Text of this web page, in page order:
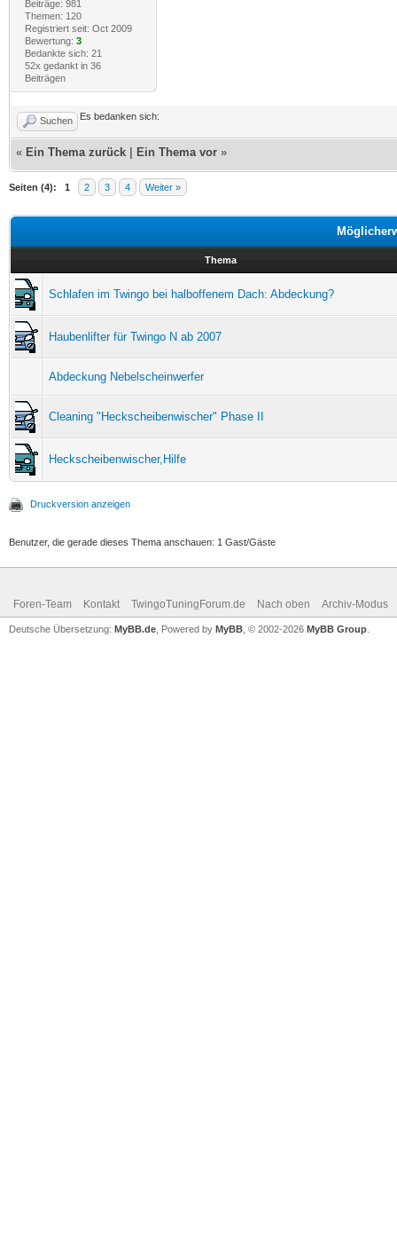
Beiträge: 981
Themen: 120
Registriert seit: Oct 2009
Bewertung: 3
Bedankte sich: 21
52x gedankt in 36
Beiträgen
Suchen Es bedanken sich:
« Ein Thema zurück Ein Thema vor »
Seiten (4): 1 2 3 4 Weiter »
Thema
Schlafen im Twingo bei halboffenem Dach: Abdeckung?
Haubenlifter für Twingo N ab 2007
Abdeckung Nebelscheinwerfer
Cleaning "Heckscheibenwischer" Phase II
Heckscheibenwischer,Hilfe
Druckversion anzeigen
Benutzer, die gerade dieses Thema anschauen: 1 Gast/Gäste
Foren-Team Kontakt TwingoTuningForum.de Nach oben Archiv-Modus
Deutsche Übersetzung: MyBB.de , Powered by MyBB , © 2002-2026 MyBB Group